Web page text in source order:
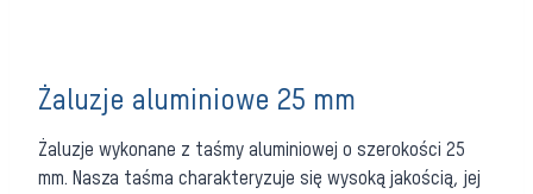
Żaluzje aluminiowe 25 mm
Żaluzje wykonane z taśmy aluminiowej o szerokości 25
mm. Nasza taśma charakteryzuje się wysoką jakością, jej